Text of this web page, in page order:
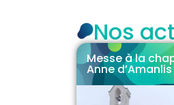
Nos
Messe à la
Anne d’Amanlis